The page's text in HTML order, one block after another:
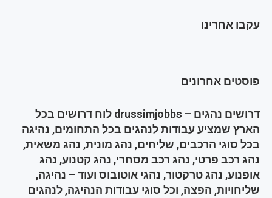
עקבו אחרינו
פוסטים אחרונים
דרושים נהגים – drussimjobbs לוח דרושים בכל
הארץ שמציע עבודות לנהגים בכל התחומים, נהיגה
בכל סוגי הרכבים, שליחים, נהג מונית, נהג משאית,
נהג רכב פרטי, נהג רכב מסחרי, נהג קטנוע, נהג
אופנוע, נהג טרקטור, נהגי אוטובוס ועוד – נהיגה,
שליחויות, הפצה, וכל סוגי עבודות הנהיגה, לנהגים